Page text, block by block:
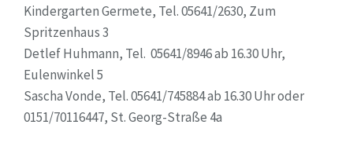
Kindergarten Germete, Tel. 05641/2630, Zum
Spritzenhaus 3
Detlef Huhmann, Tel. 05641/8946 ab 16.30 Uhr,
Eulenwinkel 5
Sascha Vonde, Tel. 05641/745884 ab 16.30 Uhr oder
0151/70116447, St. Georg-Straße 4a